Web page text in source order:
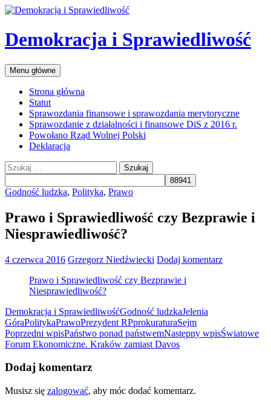
Przejdź
treści
Demokracja i Sprawiedliwość
Szukaj
Menu główne
Strona główna
Statut
Sprawozdania finansowe i sprawozdania merytoryczne
Sprawozdanie z działalności i finansowe DiS z 2016 r.
Powołano Rząd Wolnej Polski
Deklaracja
Szukaj:
Godność ludzka, Polityka, Prawo
Prawo i Sprawiedliwość czy Bezprawie i
Niesprawiedliwość?
4 czerwca 2016 Grzegorz Niedźwiecki Dodaj komentarz
Prawo i Sprawiedliwość czy Bezprawie i
Niesprawiedliwość?
Demokracja i SprawiedliwośćGodność ludzkaJelenia
GóraPolitykaPrawoPrezydent RPprokuraturaSejm
Nawigacja
wpisu
Poprzedni wpisPaństwo ponad państwemNastępny wpisŚwiatowe
Forum Ekonomiczne. Kraków zamiast Davos
Dodaj komentarz
Musisz się zalogować, aby móc dodać komentarz.